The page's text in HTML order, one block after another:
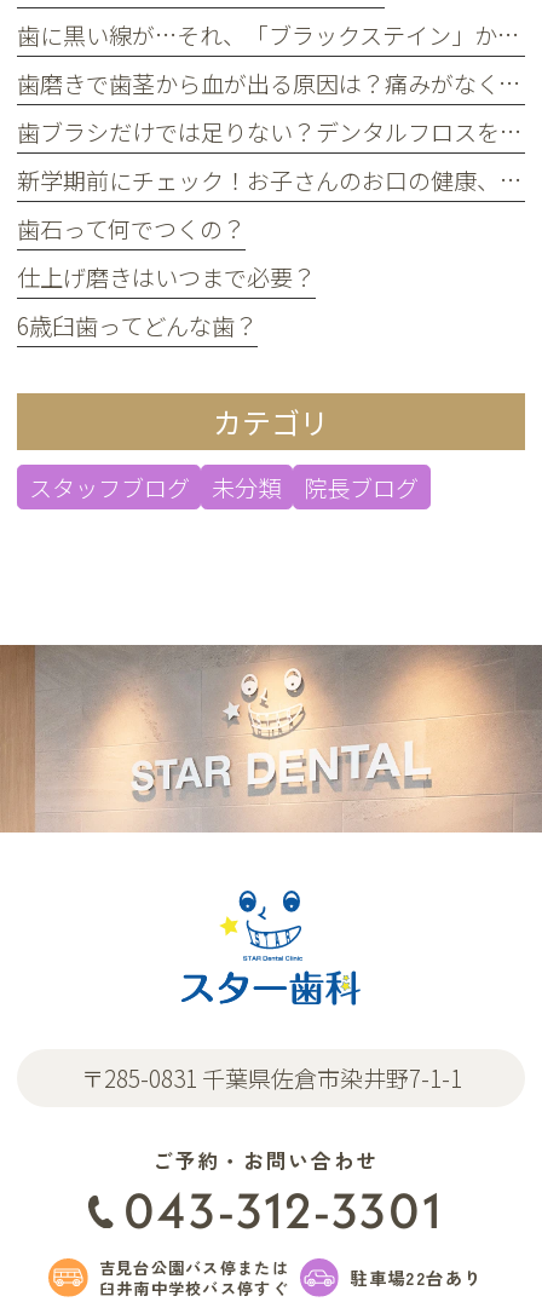
歯に黒い線が…それ、「ブラックステイン」かもしれません！
歯磨きで歯茎から血が出る原因は？痛みがなくても受診すべき判断基準
歯ブラシだけでは足りない？デンタルフロスを使うメリット
新学期前にチェック！お子さんのお口の健康、大丈夫？
歯石って何でつくの？
仕上げ磨きはいつまで必要？
6歳臼歯ってどんな歯？
カテゴリ
スタッフブログ 未分類 院長ブログ
〒285-0831 千葉県佐倉市染井野7-1-1
ご予約・お問い合わせ
043-312-3301
吉見台公園バス停または
臼井南中学校バス停すぐ
駐車場22台あり